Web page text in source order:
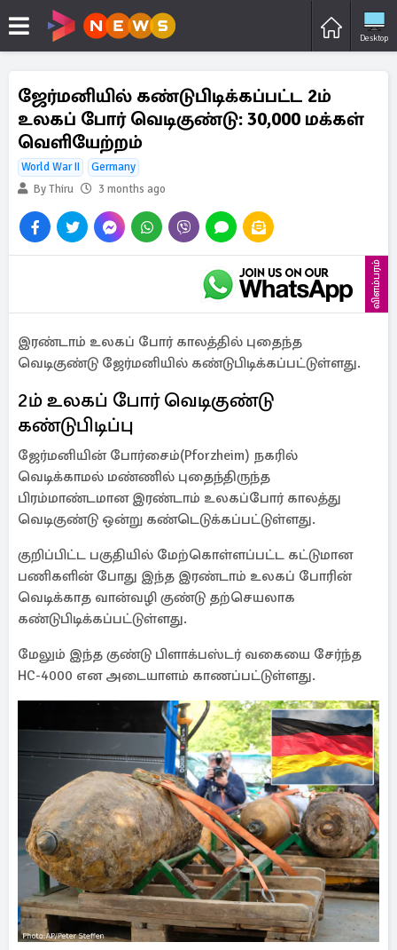
Desktop
ஜேர்மனியில் கண்டுபிடிக்கப்பட்ட 2ம்
உலகப் போர் வெடிகுண்டு: 30,000 மக்கள்
வெளியேற்றம்
World War II
Germany
By Thiru
3 months ago
விளம்பரம்
இரண்டாம் உலகப் போர் காலத்தில் புதைந்த
வெடிகுண்டு ஜேர்மனியில் கண்டுபிடிக்கப்பட்டுள்ளது.
2ம் உலகப் போர் வெடிகுண்டு
கண்டுபிடிப்பு
ஜேர்மனியின் போர்சைம்(Pforzheim) நகரில்
வெடிக்காமல் மண்ணில் புதைந்திருந்த
பிரம்மாண்டமான இரண்டாம் உலகப்போர் காலத்து
வெடிகுண்டு ஒன்று கண்டெடுக்கப்பட்டுள்ளது.
குறிப்பிட்ட பகுதியில் மேற்கொள்ளப்பட்ட கட்டுமான
பணிகளின் போது இந்த இரண்டாம் உலகப் போரின்
வெடிக்காத வான்வழி குண்டு தற்செயலாக
கண்டுபிடிக்கப்பட்டுள்ளது.
மேலும் இந்த குண்டு பிளாக்பஸ்டர் வகையை சேர்ந்த
HC-4000 என அடையாளம் காணப்பட்டுள்ளது.